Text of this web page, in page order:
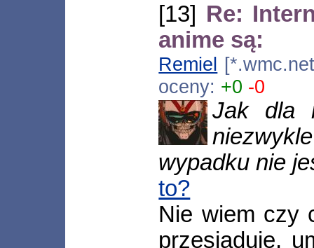
[13] Re:
anime są:
Remiel
oceny: +0 -0
Jak dla
wypadku nie
to?
Nie wiem czy
przesiaduje,